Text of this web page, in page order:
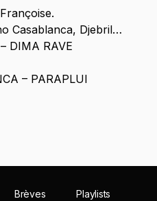
Casablanca, Djebril…
DIMA RAVE
– PARAPLUI
Brèves
Playlists